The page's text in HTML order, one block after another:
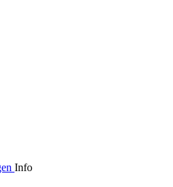
Info